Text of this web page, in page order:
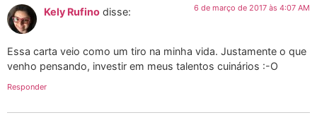
Kely Rufino disse: 6 de março de 2017 às 4:07 AM
Essa carta veio como um tiro na minha vida. Justamente o que
venho pensando, investir em meus talentos cuinários :-O
Responder